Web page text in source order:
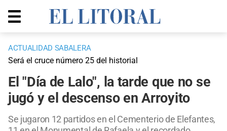
ACTUALIDAD SABALERA
Será el cruce número 25 del historial
El "Día de Lalo", la tarde que no se
jugó y el descenso en Arroyito
Se jugaron 12 partidos en el Cementerio de Elefantes,